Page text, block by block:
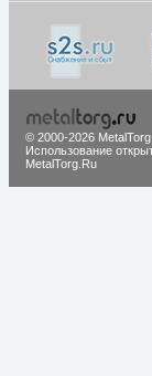
© 2000-2026
Использование
MetalTorg.Ru